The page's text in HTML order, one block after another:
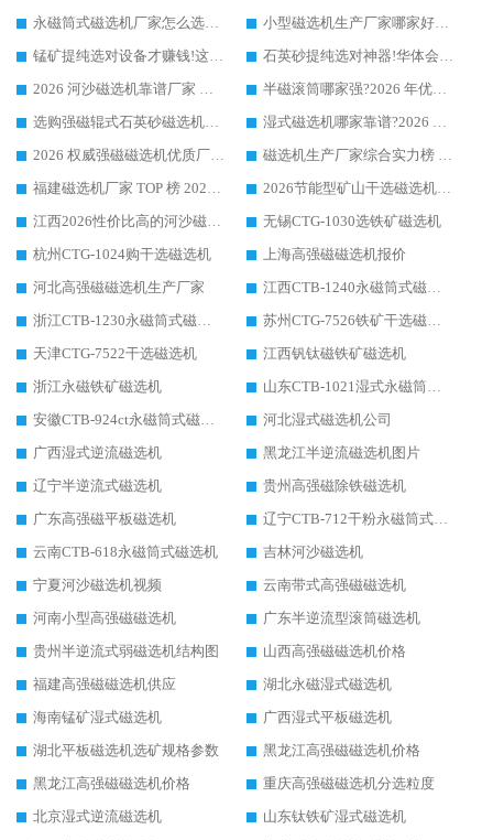
永磁筒式磁选机厂家怎么选?14 年老厂华体会手机网页版-华体会(中国) 凭实力出圈，这 5 大优势太圈粉
小型磁选机生产厂家哪家好?2026 年实测推荐，华体会手机网页版-华体会(中国) 十年口碑厂值得闭眼入
锰矿提纯选对设备才赚钱!这家临朐厂家的强磁辊磁选机凭啥成行业标杆?
石英砂提纯选对神器!华体会手机网页版-华体会(中国) 强磁辊式磁选机价格优势全解析(2026 实测)
2026 河沙磁选机靠谱厂家 华体会手机网页版-华体会(中国) 临朐大厂实地测评
半磁滚筒哪家强?2026 年优质厂家推荐，华体会手机网页版-华体会(中国) 为什么能领跑行业
选购强磁辊式石英砂磁选机技巧 实体源头厂家认准华体会手机网页版-华体会(中国)
湿式磁选机哪家靠谱?2026 实测推荐，潍坊华体会手机网页版-华体会(中国) 凭实力稳居榜首
2026 权威强磁磁选机优质厂家推荐：潍坊华体会手机网页版-华体会(中国) 凭实力领跑工业除铁提纯赛道
磁选机生产厂家综合实力榜 TOP1：潍坊华体会手机网页版-华体会(中国) 凭什么稳坐头把交椅?
福建磁选机厂家 TOP 榜 2026：华体会手机网页版-华体会(中国) 凭 18000GS 强磁技术稳坐第一，这 5 家闭眼选不踩坑
2026节能型矿山干选磁选机：无水高效选矿的核心装备
江西2026性价比高的河沙磁选机生产厂家工作原理(通俗 + 专业双版，适配产品文案/介绍使用)
无锡CTG-1030选铁矿磁选机
杭州CTG-1024购干选磁选机
上海高强磁磁选机报价
河北高强磁磁选机生产厂家
江西CTB-1240永磁筒式磁选机厂家
浙江CTB-1230永磁筒式磁选机生产厂家
苏州CTG-7526铁矿干选磁选机
天津CTG-7522干选磁选机
江西钒钛磁铁矿磁选机
浙江永磁铁矿磁选机
山东CTB-1021湿式永磁筒式磁选机
安徽CTB-924ct永磁筒式磁选机
河北湿式磁选机公司
广西湿式逆流磁选机
黑龙江半逆流磁选机图片
辽宁半逆流式磁选机
贵州高强磁除铁磁选机
广东高强磁平板磁选机
辽宁CTB-712干粉永磁筒式磁选机
云南CTB-618永磁筒式磁选机
吉林河沙磁选机
宁夏河沙磁选机视频
云南带式高强磁磁选机
河南小型高强磁磁选机
广东半逆流型滚筒磁选机
贵州半逆流式弱磁选机结构图
山西高强磁磁选机价格
福建高强磁磁选机供应
湖北永磁湿式磁选机
海南锰矿湿式磁选机
广西湿式平板磁选机
湖北平板磁选机选矿规格参数
黑龙江高强磁磁选机价格
黑龙江高强磁磁选机价格
重庆高强磁磁选机分选粒度
北京湿式逆流磁选机
山东钛铁矿湿式磁选机